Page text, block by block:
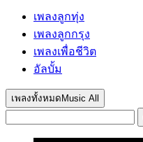
เพลงลูกทุ่ง
เพลงลูกกรุง
เพลงเพื่อชีวิต
อัลบั้ม
เพลงทั้งหมด Music All